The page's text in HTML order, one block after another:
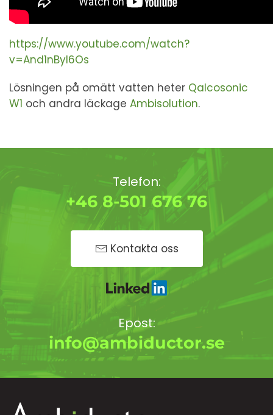
https://www.youtube.com/watch?
v=And1nByI6Os
Lösningen på omätt vatten heter Qalcosonic
W1 och andra läckage Ambisolution.
Telefon:
+46 8-501 676 76
Kontakta oss
Epost:
info@ambiductor.se